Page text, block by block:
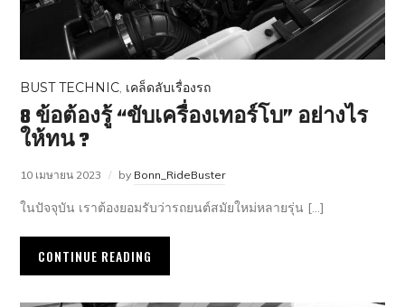
BUST TECHNIC, เคล็ดลับเรื่องรถ
8 ข้อต้องรู้ “ขับเครื่องเทอร์โบ” อย่างไร
ให้ทน ?
10 เมษายน 2023 by Bonn_RideBuster
ในปัจจุบัน เราต้องยอมรับว่ารถยนต์สมัยใหม่หลายรุ่น […]
CONTINUE READING